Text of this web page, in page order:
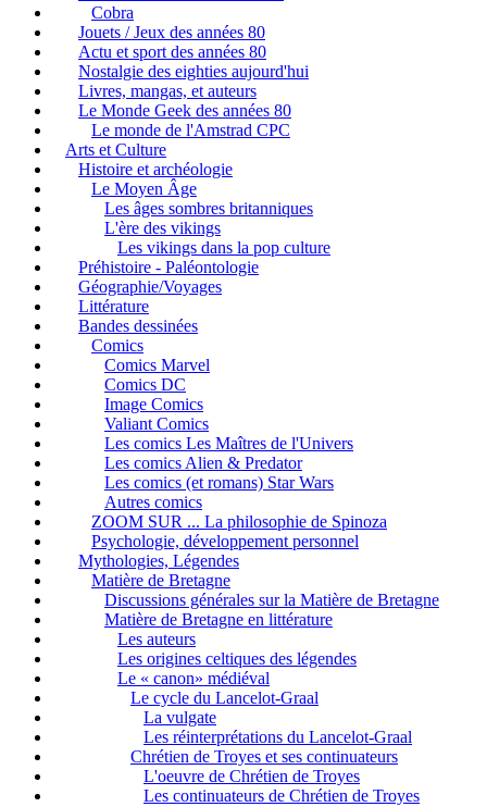
Cobra
Jouets / Jeux des années 80
Actu et sport des années 80
Nostalgie des eighties aujourd'hui
Livres, mangas, et auteurs
Le Monde Geek des années 80
Le monde de l'Amstrad CPC
Arts et Culture
Histoire et archéologie
Le Moyen Âge
Les âges sombres britanniques
L'ère des vikings
Les vikings dans la pop culture
Préhistoire - Paléontologie
Géographie/Voyages
Littérature
Bandes dessinées
Comics
Comics Marvel
Comics DC
Image Comics
Valiant Comics
Les comics Les Maîtres de l'Univers
Les comics Alien & Predator
Les comics (et romans) Star Wars
Autres comics
ZOOM SUR ... La philosophie de Spinoza
Psychologie, développement personnel
Mythologies, Légendes
Matière de Bretagne
Discussions générales sur la Matière de Bretagne
Matière de Bretagne en littérature
Les auteurs
Les origines celtiques des légendes
Le « canon» médiéval
Le cycle du Lancelot-Graal
La vulgate
Les réinterprétations du Lancelot-Graal
Chrétien de Troyes et ses continuateurs
L'oeuvre de Chrétien de Troyes
Les continuateurs de Chrétien de Troyes